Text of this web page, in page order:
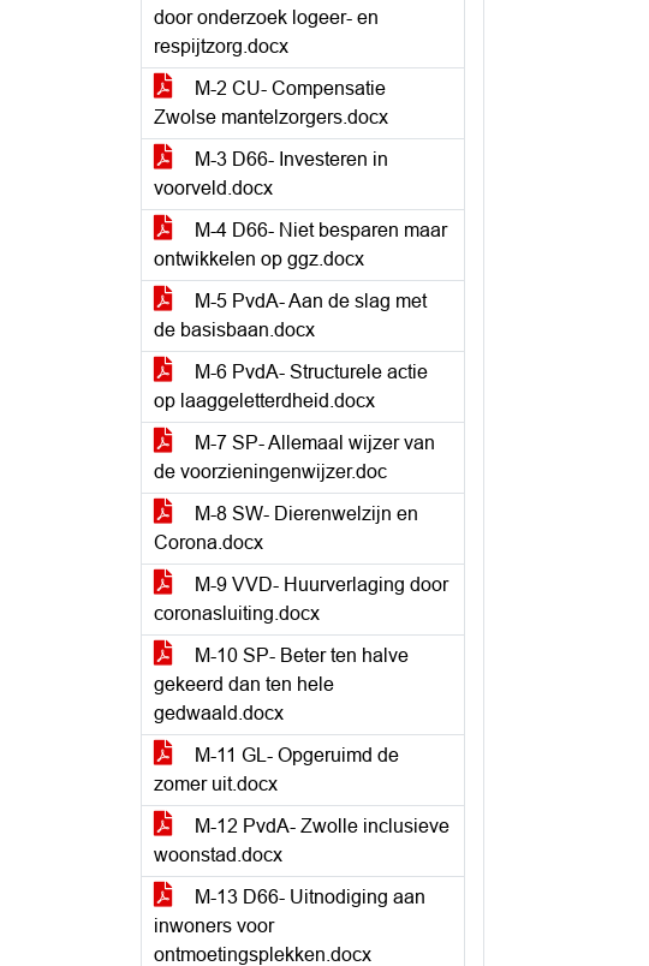
door onderzoek logeer- en
respijtzorg.docx
M-2 CU- Compensatie
Zwolse mantelzorgers.docx
M-3 D66- Investeren in
voorveld.docx
M-4 D66- Niet besparen maar
ontwikkelen op ggz.docx
M-5 PvdA- Aan de slag met
de basisbaan.docx
M-6 PvdA- Structurele actie
op laaggeletterdheid.docx
M-7 SP- Allemaal wijzer van
de voorzieningenwijzer.doc
M-8 SW- Dierenwelzijn en
Corona.docx
M-9 VVD- Huurverlaging door
coronasluiting.docx
M-10 SP- Beter ten halve
gekeerd dan ten hele
gedwaald.docx
M-11 GL- Opgeruimd de
zomer uit.docx
M-12 PvdA- Zwolle inclusieve
woonstad.docx
M-13 D66- Uitnodiging aan
inwoners voor
ontmoetingsplekken.docx